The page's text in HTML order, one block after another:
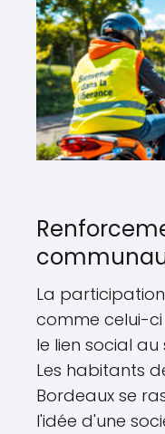
La
comme celui-
le lien social
Les habitants
Bordeaux se
l'idée d'une